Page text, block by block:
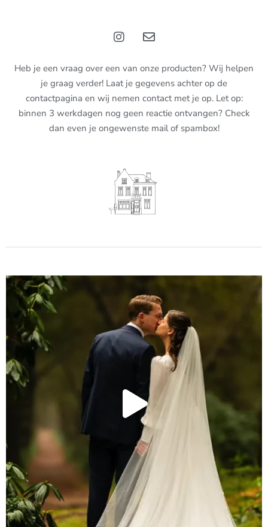
Heb je een vraag over een van onze producten? Wij helpen
je graag verder! Laat je gegevens achter op de
contactpagina en wij nemen contact met je op. Let op:
binnen 3 werkdagen nog geen reactie ontvangen? Check
dan even je ongewenste mail of spambox!